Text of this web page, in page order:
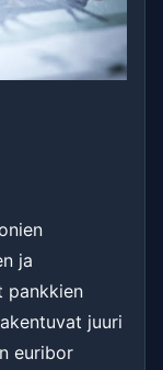
ja
pankkien
juuri
euribor